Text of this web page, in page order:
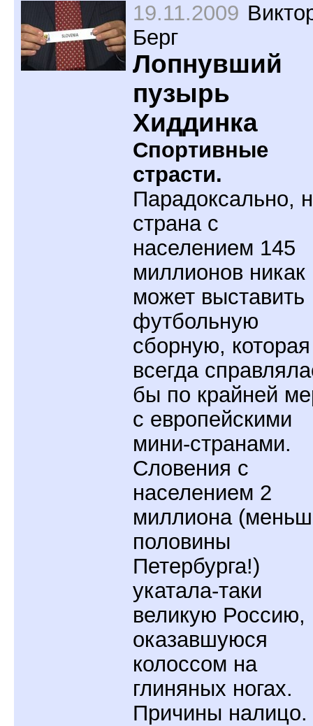
19.11.2009
Берг
Лопнувший
пузырь
Хиддинка
Спортивные
страсти.
Парадоксально,
страна с
населением 145
миллионов никак
может выставить
футбольную
сборную, которая
всегда
бы по крайней
с европейскими
мини-странами.
Словения с
населением 2
миллиона
половины
Петербурга!)
укатала-таки
великую Россию,
оказавшуюся
колоссом на
глиняных ногах.
Причины налицо.